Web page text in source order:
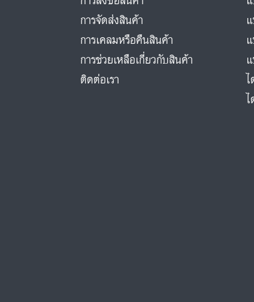
การจัดส่งสินค้า
การเคลมหรือคืนสินค้า
การช่วยเหลือเกี่ยวกับสินค้า
ติดต่อเรา